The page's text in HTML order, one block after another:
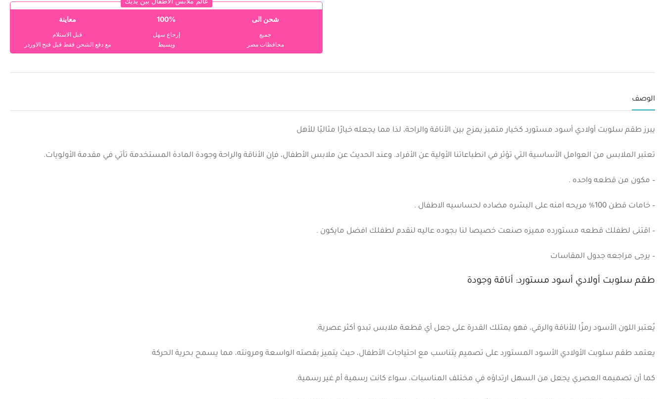
شحن الى
جميع
محافظات مصر
100%
إرجاع سهل
وبسيط
معاينة
قبل الاستلام
مع دفع الشحن فقط قبل فتح الاوردر
الوصف
يبرز طقم سلوبت أولادي أسود مستورد كخيار متميز يمزج بين الأناقة والراحة، لذا مما يجعله خيارًا مثاليًا للأهل
تعتبر الملابس من العوامل الأساسية التي تؤثر في انطباعاتنا الأولية عن الأفراد. وعند الحديث عن ملابس الأطفال، فإن الأناقة والراحة وجودة المادة المستخدمة تأتي في مقدمة الأولويات.
– مكون من قطعه واحده .
– خامات قطن 100% مريحه امنه على البشره مضاده لحساسيه الاطفال .
– اقتنى لطفلك قطعه مستورده مميزه صنعت خصيصا لنا بجوده عاليه لنقدم لطفلك افضل مايكون .
– يرجى مراجعه جدول المقاسات
طقم سلوبت أولادي أسود مستورد: أناقة وجودة
يُعتبر اللون الأسود رمزًا للأناقة والرقي، فهو يمتلك القدرة على جعل أي قطعة ملابس تبدو أكثر عصرية.
يعتمد طقم سلوبت الأولادي الأسود المستورد على تصميم يتناسب مع احتياجات الأطفال، حيث يتميز بقصته الواسعة ومرونته، مما يسمح بحرية الحركة
كما أن تصميمه العصري يجعل من السهل ارتداؤه في مختلف المناسبات، سواء كانت رسمية أم غير رسمية.